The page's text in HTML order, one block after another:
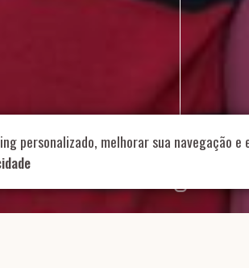
55 11
Role para continar
personalizado, melhorar sua navegação